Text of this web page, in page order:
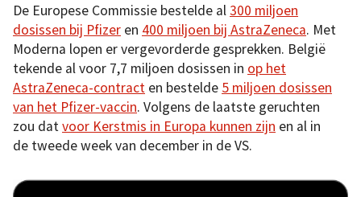
De Europese Commissie bestelde al300 miljoen
dosissen bij Pfizer en 400 miljoen bij AstraZeneca. Met
Moderna lopen er vergevorderde gesprekken. België
tekende al voor 7,7 miljoen dosissen in op het
AstraZeneca-contract en bestelde 5 miljoen dosissen
van het Pfizer-vaccin. Volgens de laatste geruchten
zou datvoor Kerstmis in Europa kunnen zijn en al in
de tweede week van december in de VS.